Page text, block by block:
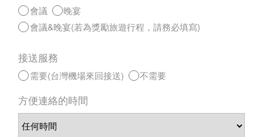
會議
晚宴
會議&晚宴(若為獎勵旅遊行程，請務必填寫)
接送服務
需要(台灣機場來回接送) 不需要
方便連絡的時間